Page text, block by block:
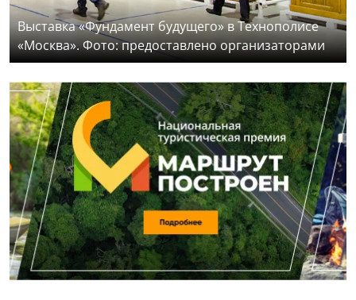
Выставка «Фундамент будущего» в Технополисе
«Москва». Фото: предоставлено организаторами